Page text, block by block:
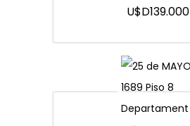
U$D139.000